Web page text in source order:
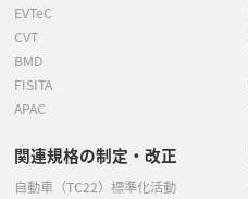
EVTeC
CVT
BMD
FISITA
APAC
関連規格の制定・改正
自動車（TC22）標準化活動